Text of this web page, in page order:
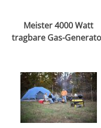
Meister 4000 Watt
tragbare Gas-